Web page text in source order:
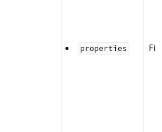
properties